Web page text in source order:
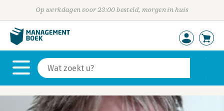
Op werkdagen voor 23:00 besteld, morgen in huis